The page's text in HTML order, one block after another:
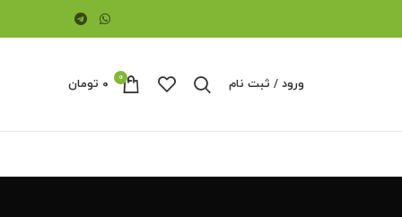
ورود / ثبت نام 0 ۰ تومان